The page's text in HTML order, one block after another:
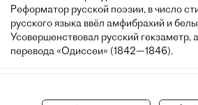
Реформатор русской поэзии, в число
русского языка ввёл амфибрахий и
Усовершенствовал русский гекзаметр,
перевода «Одиссеи» (1842—1846).